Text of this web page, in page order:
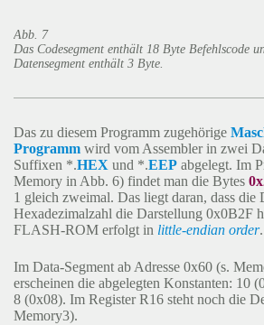
Abb. 7
Das Codesegment enthält 18 Byte Befehlscode
Datensegment enthält 3 Byte.
Das zu diesem Programm zugehörige
Programm wird vom Assembler in zwei
Suffixen *.HEX und *.EEP abgelegt. Im
Memory in Abb. 6) findet man die Bytes
1 gleich zweimal. Das liegt daran, dass die
Hexadezimalzahl die Darstellung 0x0B2F
FLASH-ROM erfolgt in little-endian order.
Im Data-Segment ab Adresse 0x60 (s.
erscheinen die abgelegten Konstanten: 10
8 (0x08). Im Register R16 steht noch die
Memory3).